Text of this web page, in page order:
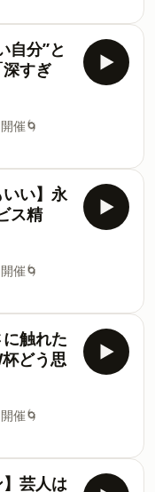
良いやつ
茶化さない
／偽善の気
影本当に
高・高橋光
と社食で飲
るりを観て
る大河俳
装とカツ
った？／
キャステ
ストの現
参り
りが伝わ
／永野の
ラブ開設
パフォーマ
当のスタ
イベントに
で一番
全部覚え
クラブ55
中で見た
てた／笑
の共存 ★ぐるり公式
自分”と
すぎ
催🌀
意味さえ
年ぶりに
出した／
瞬間はあ
て／ノー
も気に入ら
が嫌だった
い」と思
格に憧れ
に勝てな
れようか
観た裏技
いい】永
ス精
催🌀
地元の蛍
芝持ち込
？」／サ
野／産まれ
寂しいと思
に触れた
どう思
催🌀
】芸人は